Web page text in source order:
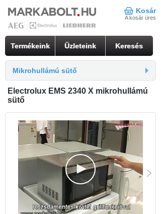
Kosár
A kosár üres
Termékeink Üzleteink Keresés
Mikrohullámú sütő
Electrolux EMS 2340 X mikrohullámú
sütő